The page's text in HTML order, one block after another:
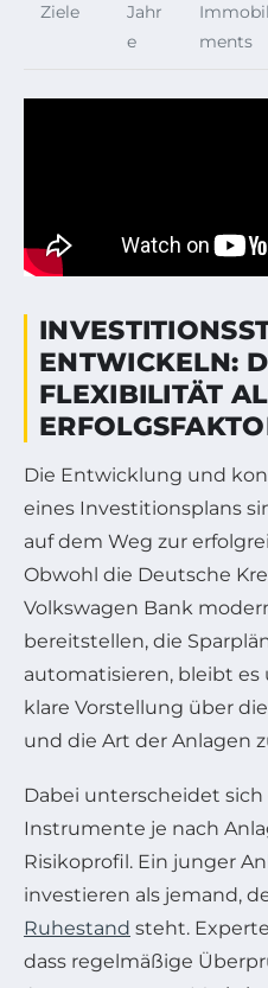
Ziele
Jahr
e
ments
ENTWICKELN:
FLEXIBILITÄT
Die Entwicklung und
eines Investitionsplans
auf dem Weg zur
Obwohl die Deutsche
Volkswagen Bank
bereitstellen, die
automatisieren, bleibt es
klare Vorstellung über
und die Art der Anlagen
Dabei unterscheidet sich
Instrumente je nach
Risikoprofil. Ein junger
investieren als jemand,
Ruhestand steht.
dass regelmäßige